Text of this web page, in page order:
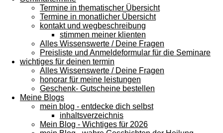
Termine in thematischer Übersicht
Termine in monatlicher Übersicht
kontakt und wegbeschreibung
stimmen meiner klienten
Alles Wissenswerte / Deine Fragen
Preisliste und Anmeldeformular für die Seminare
wichtiges für deinen termin
Alles Wissenswerte / Deine Fragen
honorar für meine leistungen
Geschenk- Gutscheine bestellen
Meine Blogs
mein blog - entdecke dich selbst
inhaltsverzeichnis
Mein Blog - Wichtiges für 2026